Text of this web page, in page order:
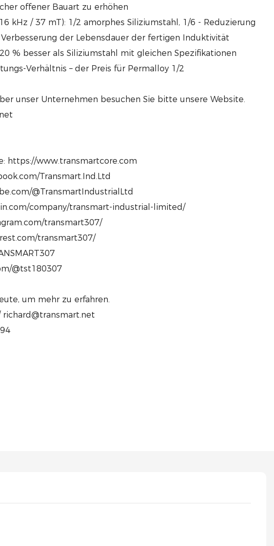
offener Bauart zu erhöhen
kHz / 37 mT): 1/2 amorphes Siliziumstahl, 1/6 - Reduzierung
der Lebensdauer der fertigen Induktivität
% besser als Siliziumstahl mit gleichen Spezifikationen
Verhältnis – der Preis für Permalloy 1/2
unser Unternehmen besuchen Sie bitte unsere Website.
https://www.transmartcore.com
Transmart.Ind.Ltd
@TransmartIndustrialLtd
company/transmart-industrial-limited/
transmart307/
transmart307/
@tst180307
um mehr zu erfahren.
richard@transmart.net